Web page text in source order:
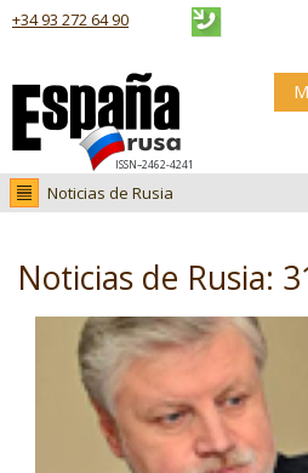
ISSN–2462-4241
+34 93 272 64 90
Noticias de Rusia
Noticias de Rusia
Ruso.tv
Noticias de Rusia: